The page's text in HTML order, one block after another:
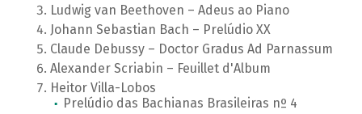
Ludwig van Beethoven – Adeus ao Piano
Johann Sebastian Bach – Prelúdio XX
Claude Debussy – Doctor Gradus Ad Parnassum
Alexander Scriabin – Feuillet d'Album
Heitor Villa-Lobos
Prelúdio das Bachianas Brasileiras nº 4